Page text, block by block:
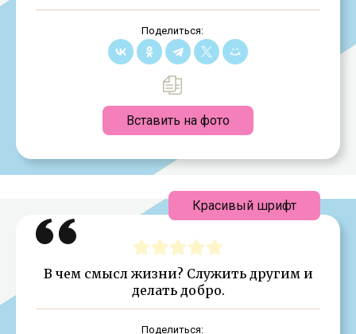
Поделиться:
Вставить на фото
В чем смысл жизни? Служить другим и
делать добро.
Поделиться:
Красивый шрифт